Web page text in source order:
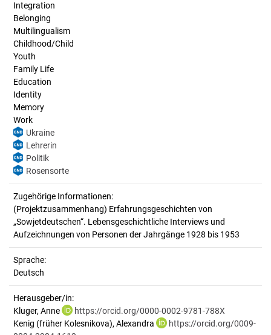
Integration
Belonging
Multilingualism
Childhood/Child
Youth
Family Life
Education
Identity
Memory
Work
Ukraine
Lehrerin
Politik
Rosensorte
Zugehörige Informationen:
(Projektzusammenhang) Erfahrungsgeschichten von
„Sowjetdeutschen“. Lebensgeschichtliche Interviews und
Aufzeichnungen von Personen der Jahrgänge 1928 bis 1953
Sprache:
Deutsch
Herausgeber/in:
Kluger, Anne
https://orcid.org/0000-0002-9781-788X
Kenig (früher Kolesnikova), Alexandra
https://orcid.org/0009-